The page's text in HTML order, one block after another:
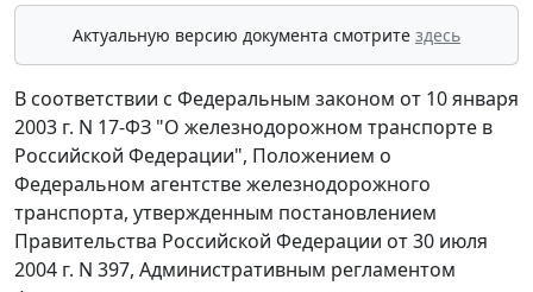
Актуальную версию документа смотрите здесь
В соответствии с Федеральным законом от 10 января
2003 г. N 17-ФЗ "О железнодорожном транспорте в
Российской Федерации", Положением о
Федеральном агентстве железнодорожного
транспорта, утвержденным постановлением
Правительства Российской Федерации от 30 июля
2004 г. N 397, Административным регламентом